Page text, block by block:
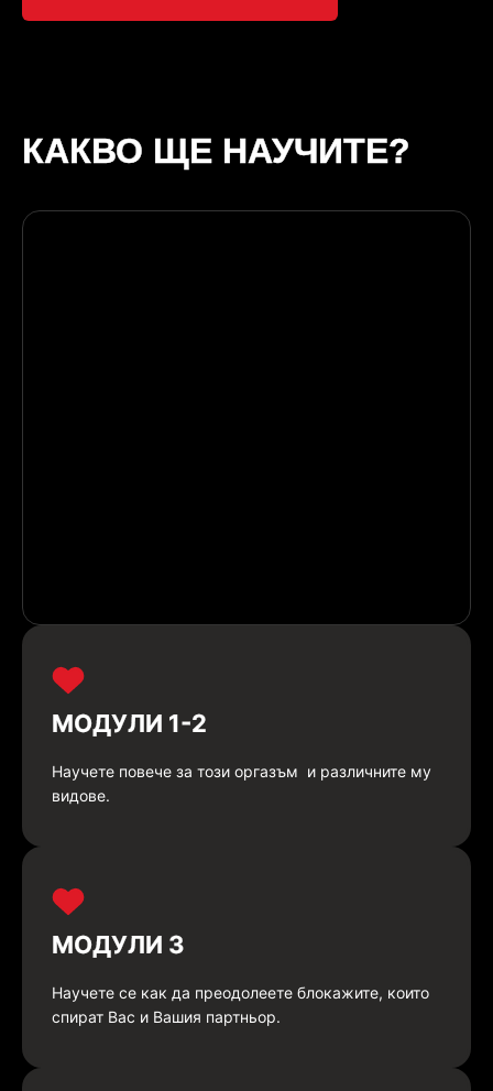
КАКВО ЩЕ НАУЧИТЕ?
МОДУЛИ 1-2
Научете повече за този оргазъм и различните му
видове.
МОДУЛИ 3
Научете се как да преодолеете блокажите, които
спират Вас и Вашия партньор.